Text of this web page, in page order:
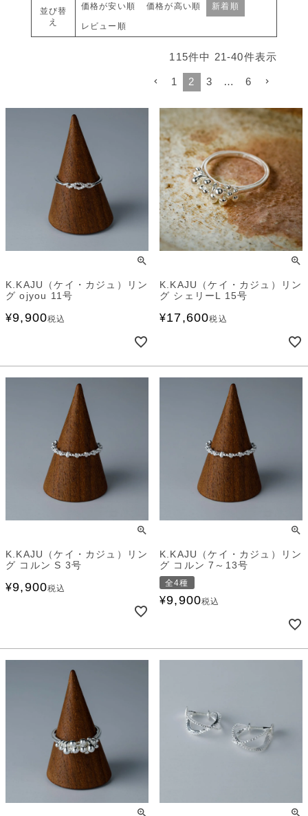
並び替
え
価格が安い順 価格が高い順 新着順
レビュー順
115件中 21 -40件表示
1 2 3 … 6
K.KAJU（ケイ・カジュ）リン
グ ojyou 11号
¥9,900税込
K.KAJU（ケイ・カジュ）リン
グ シェリーL 15号
¥17,600税込
K.KAJU（ケイ・カジュ）リン
グ コルン S 3号
¥9,900税込
K.KAJU（ケイ・カジュ）リン
グ コルン 7～13号
全4種
¥9,900税込